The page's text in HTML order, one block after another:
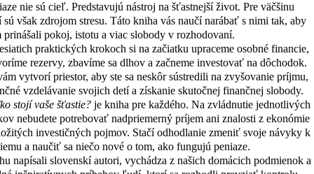
nie sú cieľ. Predstavujú nástroj na šťastnejší život. Pre väčšinu
však zdrojom stresu. Táto kniha vás naučí narábať s nimi tak, aby
prinášali pokoj, istotu a viac slobody v rozhodovaní.
praktických krokoch si na začiatku upraceme osobné financie,
rezervy, zbavíme sa dlhov a začneme investovať na dôchodok.
vytvorí priestor, aby ste sa neskôr sústredili na zvyšovanie príjmu,
vzdelávanie svojich detí a získanie skutočnej finančnej slobody.
stojí vaše šťastie? je kniha pre každého. Na zvládnutie jednotlivých
nebudete potrebovať nadpriemerný príjem ani znalosti z ekonómie
investičných pojmov. Stačí odhodlanie zmeniť svoje návyky k
a naučiť sa niečo nové o tom, ako fungujú peniaze.
napísali slovenskí autori, vychádza z našich domácich podmienok a